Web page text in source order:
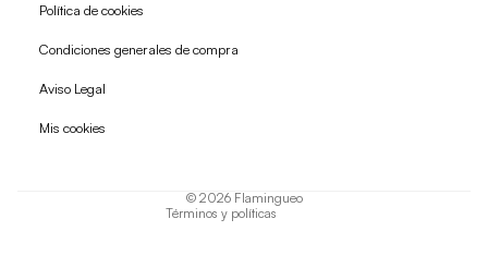
Política de cookies
Condiciones generales de compra
Aviso Legal
Mis cookies
© 2026 Flamingueo
Términos y políticas